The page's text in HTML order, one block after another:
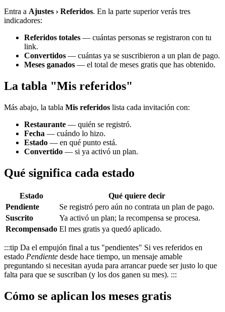
Entra a Ajustes › Referidos. En la parte superior verás tres
indicadores:
Referidos totales — cuántas personas se registraron con tu
link.
Convertidos — cuántas ya se suscribieron a un plan de pago.
Meses ganados — el total de meses gratis que has obtenido.
La tabla "Mis referidos"
Más abajo, la tabla Mis referidos lista cada invitación con:
Restaurante — quién se registró.
Fecha — cuándo lo hizo.
Estado — en qué punto está.
Convertido — si ya activó un plan.
Qué significa cada estado
Estado
Qué quiere decir
Pendiente
Se registró pero aún no contrata un plan de pago.
Suscrito
Ya activó un plan; la recompensa se procesa.
Recompensado El mes gratis ya quedó aplicado.
:::tip Da el empujón final a tus "pendientes" Si ves referidos en
estado Pendiente desde hace tiempo, un mensaje amable
preguntando si necesitan ayuda para arrancar puede ser justo lo que
falta para que se suscriban (y los dos ganen su mes). :::
Cómo se aplican los meses gratis